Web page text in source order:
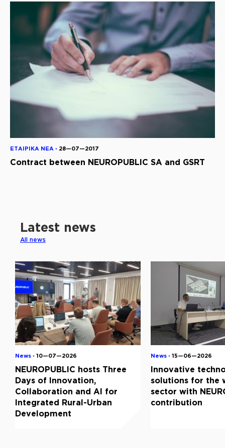
ΕΤΑΙΡΙΚΑ ΝΕΑ ◦ 28—07—2017
Contract between NEUROPUBLIC SA and GSRT
Latest news
All news
News ◦ 10—07—2026
NEUROPUBLIC hosts Three
Days of Innovation,
Collaboration and AI for
Integrated Rural-Urban
Development
News ◦ 15—06—2026
Innovative
solutions for the
sector with
contribution